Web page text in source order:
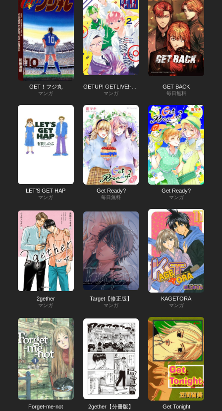
GET！フジ丸
マンガ
GETUP! GETLIVE!-ゲラゲラ-
マンガ
GET BACK
毎日無料
LET’S GET HAP
マンガ
Get Ready?
毎日無料
Get Ready?
マンガ
2gether
マンガ
Target【修正版】
マンガ
KAGETORA
マンガ
Forget-me-not 2gether【分冊版】 Get Tonight